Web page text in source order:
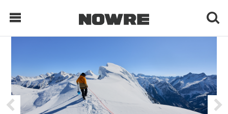
每日鲜榨
现客视点